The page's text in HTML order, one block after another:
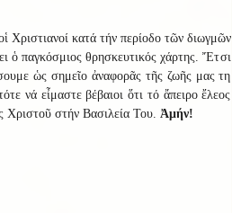
κατά τήν περίοδο τῶν διωγμῶν
ὁ παγκόσμιος θρησκευτικός χάρτης. Ἔτσι
ὡς σημεῖο ἀναφορᾶς τῆς ζωῆς μας τη
νά εἶμαστε βέβαιοι ὅτι τό ἄπειρο ἔλεος
Χριστοῦ στήν Βασιλεία Του. Ἀμήν!